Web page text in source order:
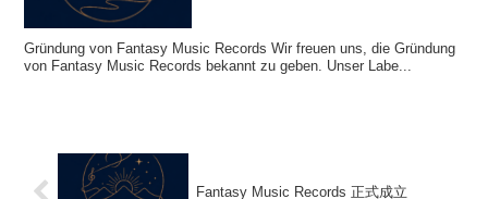
Gründung von Fantasy Music Records Wir freuen uns, die Gründung
von Fantasy Music Records bekannt zu geben. Unser Labe...
Fantasy Music Records 正式成立